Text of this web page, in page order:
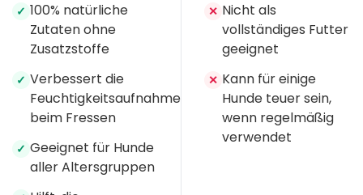
✓ 100% natürliche
Zutaten ohne
Zusatzstoffe
✓ Verbessert die
Feuchtigkeitsaufnahme
beim Fressen
✓ Geeignet für Hunde
aller Altersgruppen
✕ Nicht als
vollständiges Futter
geeignet
✕ Kann für einige
Hunde teuer sein,
wenn regelmäßig
verwendet